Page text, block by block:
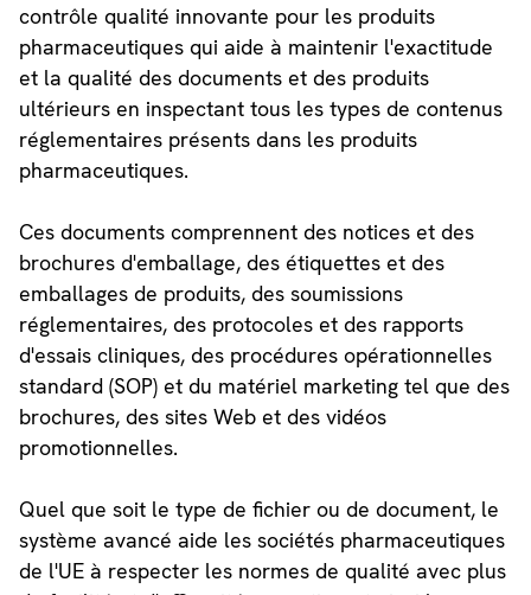
contrôle qualité innovante pour les produits
pharmaceutiques qui aide à maintenir l'exactitude
et la qualité des documents et des produits
ultérieurs en inspectant tous les types de contenus
réglementaires présents dans les produits
pharmaceutiques.
Ces documents comprennent des notices et des
brochures d'emballage, des étiquettes et des
emballages de produits, des soumissions
réglementaires, des protocoles et des rapports
d'essais cliniques, des procédures opérationnelles
standard (SOP) et du matériel marketing tel que des
brochures, des sites Web et des vidéos
promotionnelles.
Quel que soit le type de fichier ou de document, le
système avancé aide les sociétés pharmaceutiques
de l'UE à respecter les normes de qualité avec plus